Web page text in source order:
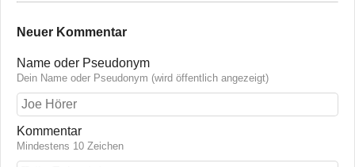
Neuer Kommentar
Name oder Pseudonym
Dein Name oder Pseudonym (wird öffentlich angezeigt)
Kommentar
Mindestens 10 Zeichen